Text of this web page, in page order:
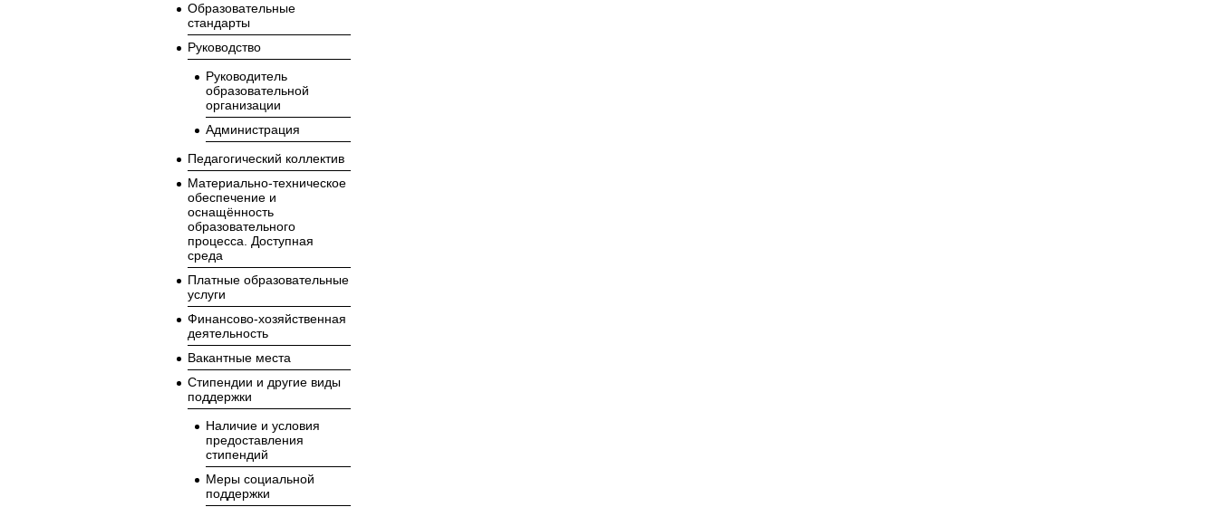
Образовательные
стандарты
Руководство
Руководитель
образовательной
организации
Администрация
Педагогический коллектив
Материально-техническое
обеспечение и
оснащённость
образовательного
процесса. Доступная
среда
Платные образовательные
услуги
Финансово-хозяйственная
деятельность
Вакантные места
Стипендии и другие виды
поддержки
Наличие и условия
предоставления
стипендий
Меры социальной
поддержки